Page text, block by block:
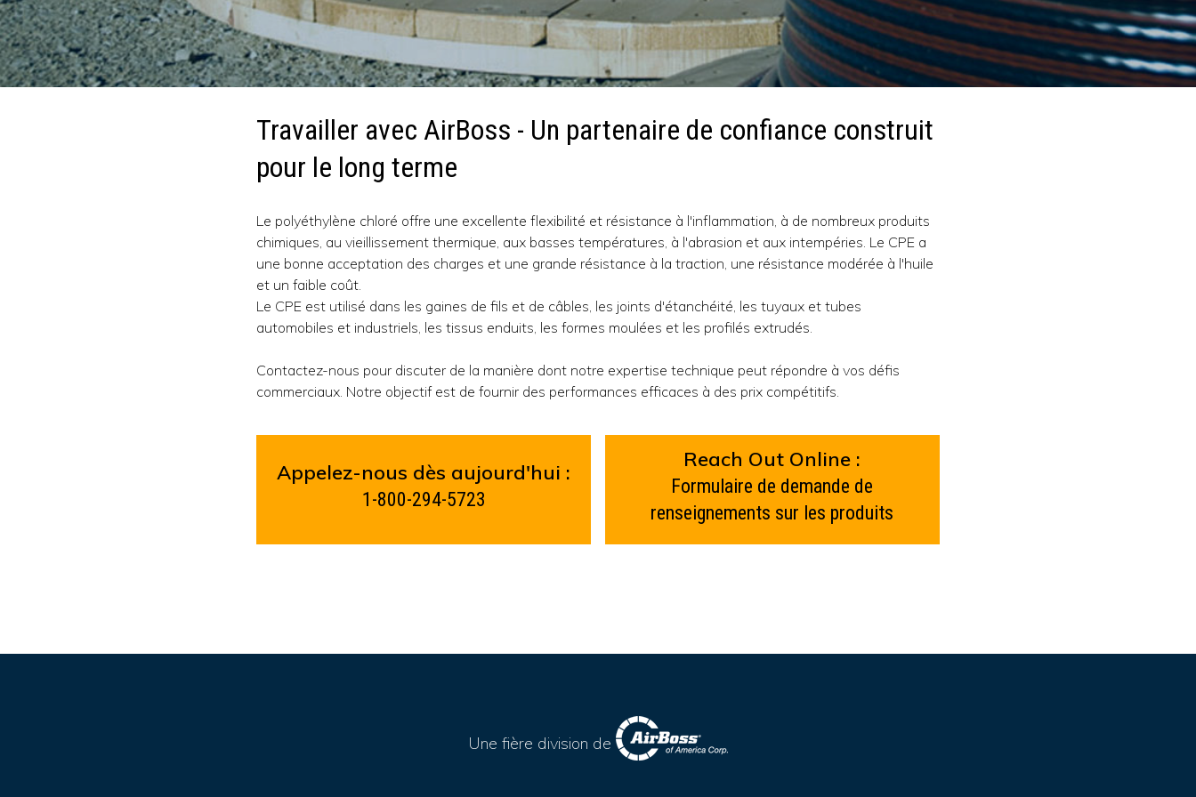
Travailler avec AirBoss - Un partenaire de confiance construit
pour le long terme
Le polyéthylène chloré offre une excellente flexibilité et résistance à l'inflammation, à de nombreux produits
chimiques, au vieillissement thermique, aux basses températures, à l'abrasion et aux intempéries. Le CPE a
une bonne acceptation des charges et une grande résistance à la traction, une résistance modérée à l'huile
et un faible coût.
Le CPE est utilisé dans les gaines de fils et de câbles, les joints d'étanchéité, les tuyaux et tubes
automobiles et industriels, les tissus enduits, les formes moulées et les profilés extrudés.
Contactez-nous pour discuter de la manière dont notre expertise technique peut répondre à vos défis
commerciaux. Notre objectif est de fournir des performances efficaces à des prix compétitifs.
Appelez-nous dès aujourd'hui :
1-800-294-5723
Reach Out Online :
Formulaire de demande de
renseignements sur les produits
Une fière division de